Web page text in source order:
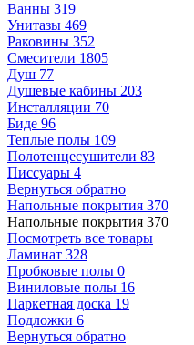
Ванны 319
Унитазы 469
Раковины 352
Смесители 1805
Душ 77
Душевые кабины 203
Инсталляции 70
Биде 96
Теплые полы 109
Полотенцесушители 83
Писсуары 4
Вернуться обратно
Напольные покрытия 370
Напольные покрытия 370
Посмотреть все товары
Ламинат 328
Пробковые полы 0
Виниловые полы 16
Паркетная доска 19
Подложки 6
Вернуться обратно